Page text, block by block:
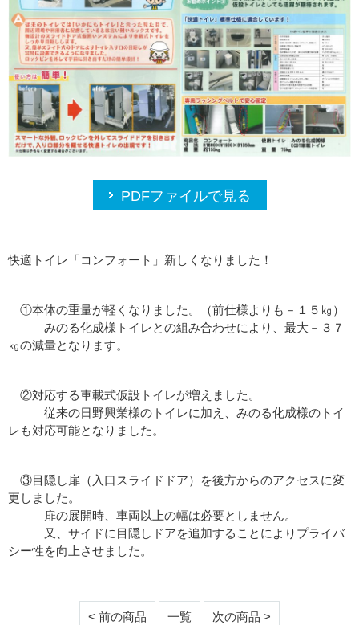
PDFファイルで見る
快適トイレ「コンフォート」新しくなりました！
①本体の重量が軽くなりました。（前仕様よりも－１５㎏）
みのる化成様トイレとの組み合わせにより、最大－３７
㎏の減量となります。
②対応する車載式仮設トイレが増えました。
従来の日野興業様のトイレに加え、みのる化成様のトイ
レも対応可能となりました。
③目隠し扉（入口スライドドア）を後方からのアクセスに変
更しました。
扉の展開時、車両以上の幅は必要としません。
又、サイドに目隠しドアを追加することによりプライバ
シー性を向上させました。
< 前の商品 一覧 次の商品 >